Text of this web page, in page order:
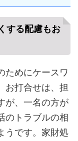
する配慮もお
ためにケースワ
お打合せは、担
が、一名の方が
のトラブルの相
うです。家財処